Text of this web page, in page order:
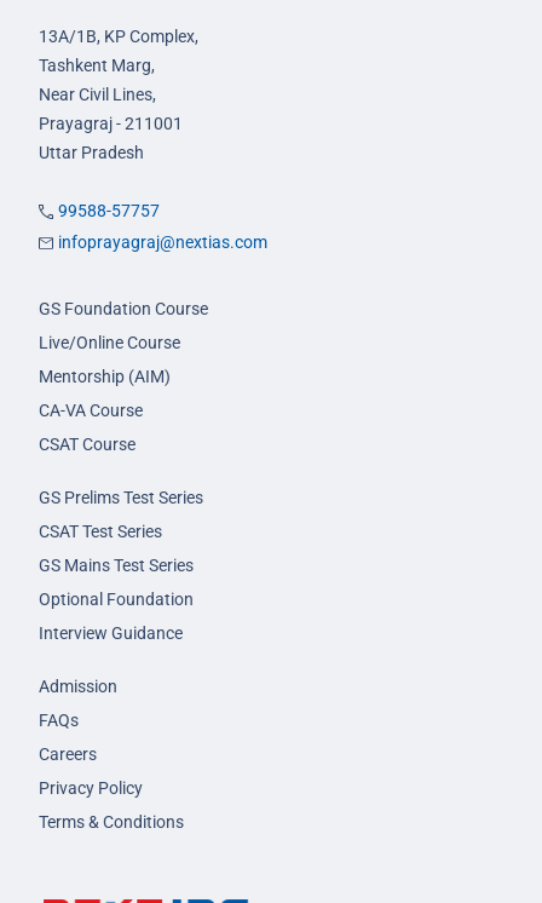
13A/1B, KP Complex,
Tashkent Marg,
Near Civil Lines,
Prayagraj - 211001
Uttar Pradesh
99588-57757
infoprayagraj@nextias.com
GS Foundation Course
Live/Online Course
Mentorship (AIM)
CA-VA Course
CSAT Course
GS Prelims Test Series
CSAT Test Series
GS Mains Test Series
Optional Foundation
Interview Guidance
Admission
FAQs
Careers
Privacy Policy
Terms & Conditions